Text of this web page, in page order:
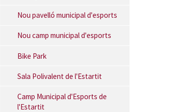
Nou pavelló municipal d'esports
Nou camp municipal d'esports
Bike Park
Sala Polivalent de l'Estartit
Camp Municipal d'Esports de
l'Estartit